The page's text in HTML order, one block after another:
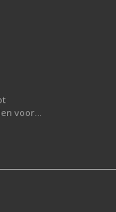
voor...